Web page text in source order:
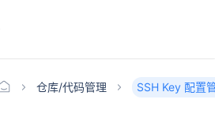
仓库/代码管理 SSH Key 配置